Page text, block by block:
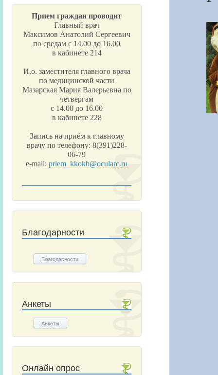
Прием граждан проводит
Главный врач
Максимов Анатолий Сергеевич
по средам с 14.00 до 16.00
в кабинете 214
И.о. заместителя главного врача
по медицинской части
Мазарская Мария Валерьевна по
четвергам
с 14.00 до 16.00
в кабинете 228
Запись на приём к главному
врачу по телефону: 8(391)228-
06-79
e-mail:priem_kkokb@ocularc.ru
Благодарности
Благодарности
Анкеты
Анкеты
Онлайн опрос